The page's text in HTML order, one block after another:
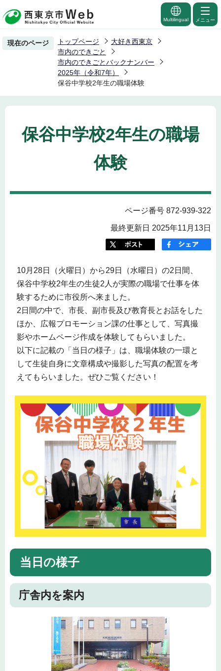
の
ー
Multilingual メニュー
現在のページ トップページ
大好き西東京
市内のできごと
市内のできごとバックナンバー
2025年（令和7年）
保谷中学校2年生の職場体験
保谷中学校2年生の職場
体験
ページ番号 872-939-322
最終更新日 2025年11月13日
10月28日（火曜日）から29日（水曜日）の2日間、
保谷中学校2年生の生徒2人が実際の職場で仕事を体
験するために市役所へ来ました。
2日間の中で、市長、副市長及び教育長とお話をした
ほか、広報プロモーション課の仕事として、写真撮
影やホームページ作成を体験してもらいました。
以下に記載の「当日の様子」は、職場体験の一環と
して生徒自身に文章構成や撮影した写真の配置を考
えてもらいました。ぜひご覧ください！
当日の様子
庁舎内を案内